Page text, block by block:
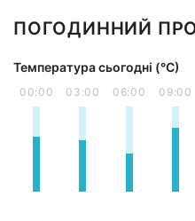
ПОГОДИННИЙ
Температура сьогодні (°С)
00:00 03:00 06:00 09:00